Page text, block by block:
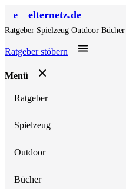
e elternetz.de
Ratgeber Spielzeug Outdoor Bücher
Ratgeber stöbern
Menü
Ratgeber
Spielzeug
Outdoor
Bücher